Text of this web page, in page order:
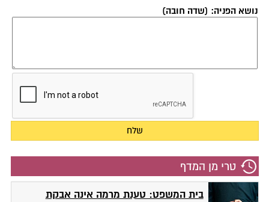
נושא הפניה: (שדה חובה)
טרי מן המדף
בית המשפט: טענת מרמה אינה אבקת